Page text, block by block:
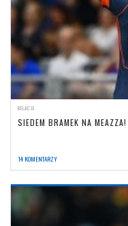
RELACJE
SIEDEM BRAMEK NA
14 KOMENTARZY